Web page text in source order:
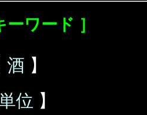
ーワード ］
酒 】
位 】